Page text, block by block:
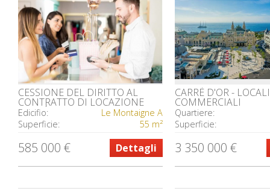
CESSIONE DEL DIRITTO AL
CONTRATTO DI LOCAZIONE
CARRÉ D'OR BIJOUTERIE
Edicifio:
Le Montaigne A
Superficie:
55 m²
585 000 € Dettagli
CARRÉ D'OR - LOCALI
COMMERCIALI
Quartiere:
Superficie:
3 350 000 €